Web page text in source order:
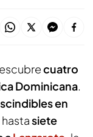
cuatro
Dominicana.
en
siete